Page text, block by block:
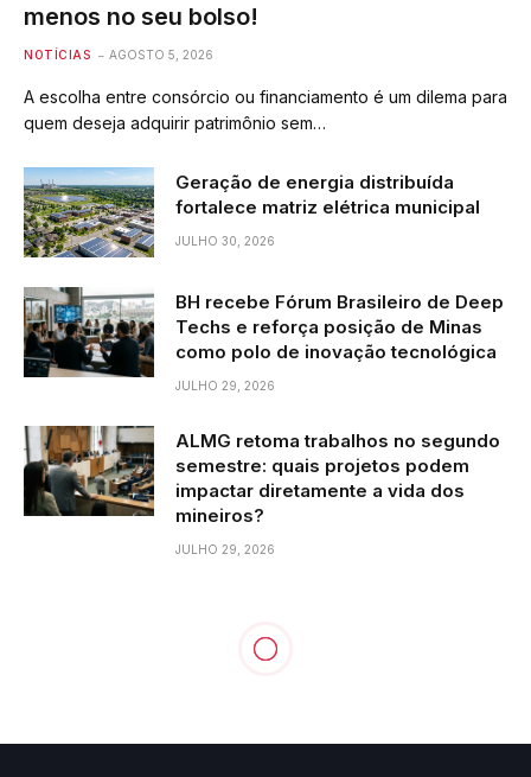
menos no seu bolso!
NOTÍCIAS AGOSTO 5, 2026
A escolha entre consórcio ou financiamento é um dilema para
quem deseja adquirir patrimônio sem…
Geração de energia distribuída
fortalece matriz elétrica municipal
JULHO 30, 2026
BH recebe Fórum Brasileiro de Deep
Techs e reforça posição de Minas
como polo de inovação tecnológica
JULHO 29, 2026
ALMG retoma trabalhos no segundo
semestre: quais projetos podem
impactar diretamente a vida dos
mineiros?
JULHO 29, 2026